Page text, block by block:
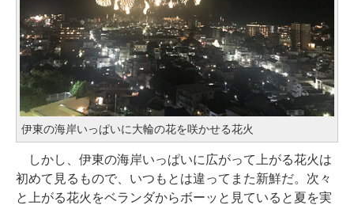
伊東の海岸いっぱいに大輪の花を咲かせる花火
しかし、伊東の海岸いっぱいに広がって上がる花火は
初めて見るもので、いつもとは違ってまた新鮮だ。次々
と上がる花火をベランダからボーッと見ていると夏を実